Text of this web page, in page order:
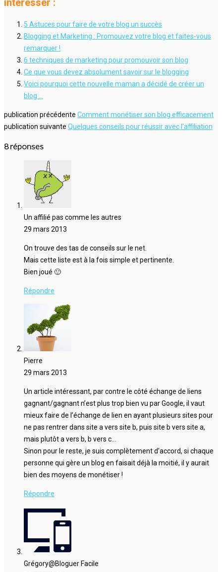
5 Astuces pour faire de votre blog un succès
Blogging et Marketing : Promouvez votre blog et faites-vous
remarquer !
6 techniques de marketing pour promouvoir son blog
Ce que vous devez absolument savoir sur le blogging
Voici pourquoi cette nouvelle maman a décidé de créer un
blog …
publication précédente Comment monétiser son blog efficacement
publication suivante Quelques conseils pour réussir avec l'affiliation
8 réponses
Un affilié pas comme les autres
29 mars 2013
On trouve des tas de conseils sur le net.
Mais cette liste est à la fois simple et pertinente.
Bien joué 🙂
Répondre
Pierre
29 mars 2013
Un article intéressant, par contre le côté échange de liens
gagnant/gagnant n’est plus trop bien vu par Google, il vaut
mieux faire de l’échange de lien en ayant plusieurs sites pour
ne pas rentrer dans site a vers site b, puis site b vers site a,
mais plutôt a vers b, b vers c…
Sinon pour le reste, je suis complètement d’accord, si chaque
personne qui gère un blog en faisait déjà la moitié, il y aurait
bien des moyens de monétiser !
Répondre
Grégory@Bloguer Facile